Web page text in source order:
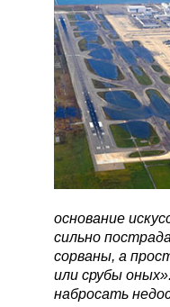
основание
сильно
сорваны, а
или срубы
набросать